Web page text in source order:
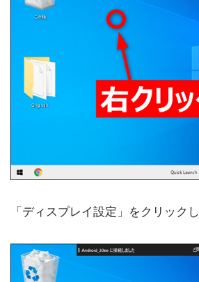
「ディスプレイ設定」をクリックし